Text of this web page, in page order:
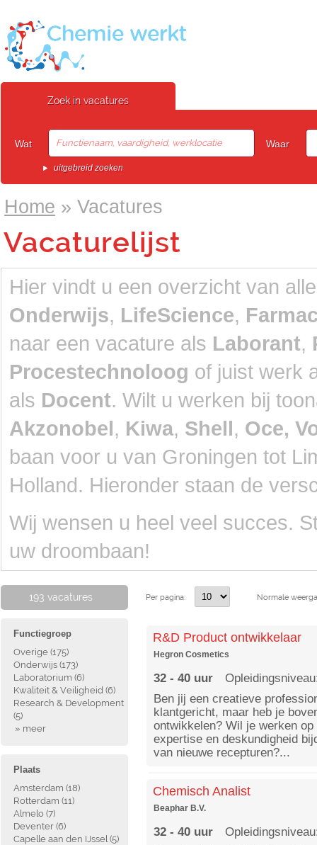
Zoek in vacatures
Wat Waar
uitgebreid zoeken
Home » Vacatures
Vacaturelijst
Hier vindt u een overzicht van
Onderwijs, LifeScience,
naar een vacature als Laborant,
Procestechnoloog of juist werk
als Docent. Wilt u werken bij
Akzonobel, Kiwa, Shell, Oce,
baan voor u van Groningen tot
Holland. Hieronder staan de
Wij wensen u heel veel succes.
uw droombaan!
193 vacatures Per pagina: Normale
Functiegroep
Overige (175)
Onderwijs (173)
Laboratorium (6)
Kwaliteit & Veiligheid (6)
Research & Development
(5)
» meer
Plaats
Amsterdam (18)
Rotterdam (11)
Almelo (7)
Deventer (6)
Capelle aan den IJssel(5)
R&D Product ontwikkelaar
Hegron Cosmetics
32 - 40 uur
Ben jij een creatieve
klantgericht, maar heb je
ontwikkelen? Wil je werken
expertise en deskundigheid
van nieuwe recepturen?...
Chemisch Analist
Beaphar B.V.
32 - 40 uur